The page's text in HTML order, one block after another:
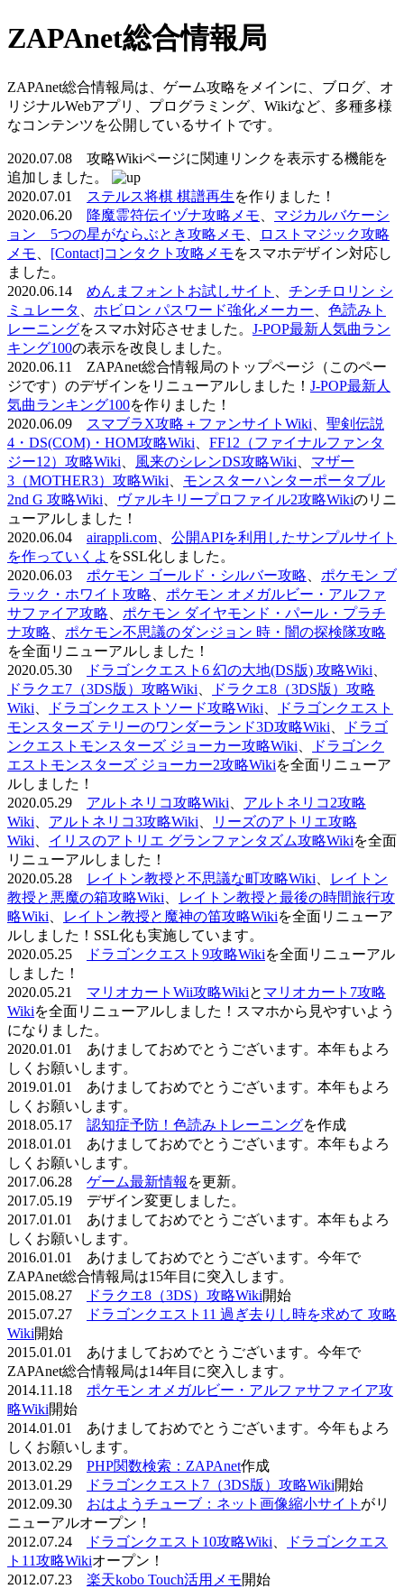
ZAPAnet総合情報局
ZAPAnet総合情報局は、ゲーム攻略をメインに、ブログ、オ
リジナルWebアプリ、プログラミング、Wikiなど、多種多様
なコンテンツを公開しているサイトです。
2020.07.08 攻略Wikiページに関連リンクを表示する機能を
追加しました。
2020.07.01
ステルス将棋 棋譜再生を作りました！
2020.06.20
降魔霊符伝イヅナ攻略メモ
マジカルバケーシ
ョン 5つの星がならぶとき攻略メモ
ロストマジック攻略
メモ
[Contact]コンタクト攻略メモをスマホデザイン対応し
ました。
2020.06.14 めんまフォントお試しサイト
チンチロリン シ
ミュレータ
ホビロン パスワード強化メーカー
色読みト
レーニングをスマホ対応させました。 J-POP最新人気曲ラン
キング100の表示を改良しました。
2020.06.11 ZAPAnet総合情報局のトップページ（このペー
ジです）のデザインをリニューアルしました！ J-POP最新人
気曲ランキング100を作りました！
2020.06.09
スマブラX攻略＋ファンサイトWiki
聖剣伝説
4・DS(COM)・HOM攻略Wiki
FF12（ファイナルファンタ
ジー12）攻略Wiki
風来のシレンDS攻略Wiki
マザー
3（MOTHER3）攻略Wiki
モンスターハンターポータブル
2nd G 攻略Wiki
ヴァルキリープロファイル2攻略Wikiのリニ
ューアルしました！
2020.06.04 airappli.com
公開APIを利用したサンプルサイト
を作っていくよ をSSL化しました。
2020.06.03 ポケモン ゴールド・シルバー攻略
ポケモン ブ
ラック・ホワイト攻略
ポケモン オメガルビー・アルファ
サファイア攻略
ポケモン ダイヤモンド・パール・プラチ
ナ攻略
ポケモン不思議のダンジョン 時・闇の探検隊攻略
を全面リニューアルしました！
2020.05.30
ドラゴンクエスト6 幻の大地(DS版) 攻略Wiki
ドラクエ7（3DS版）攻略Wiki
ドラクエ8（3DS版）攻略
Wiki
ドラゴンクエストソード攻略Wiki
ドラゴンクエスト
モンスターズ テリーのワンダーランド3D攻略Wiki
ドラゴ
ンクエストモンスターズ ジョーカー攻略Wiki
ドラゴンク
エストモンスターズ ジョーカー2攻略Wikiを全面リニューア
ルしました！
2020.05.29 アルトネリコ攻略Wiki
アルトネリコ2攻略
Wiki
アルトネリコ3攻略Wiki
リーズのアトリエ攻略
Wiki
イリスのアトリエ グランファンタズム攻略Wikiを全面
リニューアルしました！
2020.05.28
レイトン教授と不思議な町攻略Wiki
レイトン
教授と悪魔の箱攻略Wiki
レイトン教授と最後の時間旅行攻
略Wiki
レイトン教授と魔神の笛攻略Wikiを全面リニューア
ルしました！SSL化も実施しています。
2020.05.25
ドラゴンクエスト9攻略Wikiを全面リニューアル
しました！
2020.05.21 マリオカートWii攻略Wikiと マリオカート7攻略
Wikiを全面リニューアルしました！スマホから見やすいよう
になりました。
2020.01.01 あけましておめでとうございます。本年もよろ
しくお願いします。
2019.01.01 あけましておめでとうございます。本年もよろ
しくお願いします。
2018.05.17 認知症予防！色読みトレーニングを作成
2018.01.01 あけましておめでとうございます。本年もよろ
しくお願いします。
2017.06.28 ゲーム最新情報 を更新。
2017.05.19 デザイン変更しました。
2017.01.01 あけましておめでとうございます。本年もよろ
しくお願いします。
2016.01.01 あけましておめでとうございます。今年で
ZAPAnet総合情報局は15年目に突入します。
2015.08.27
ドラクエ8（3DS）攻略Wiki開始
2015.07.27
ドラゴンクエスト11 過ぎ去りし時を求めて 攻略
Wiki開始
2015.01.01 あけましておめでとうございます。今年で
ZAPAnet総合情報局は14年目に突入します。
2014.11.18 ポケモン オメガルビー・アルファサファイア攻
略Wiki開始
2014.01.01 あけましておめでとうございます。今年もよろ
しくお願いします。
2013.02.29 PHP関数検索：ZAPAnet作成
2013.01.29
ドラゴンクエスト7（3DS版）攻略Wiki開始
2012.09.30 おはようチューブ：ネット画像縮小サイト がリ
ニューアルオープン！
2012.07.24
ドラゴンクエスト10攻略Wiki
ドラゴンクエス
ト11攻略Wikiオープン！
2012.07.23 楽天kobo Touch活用メモ開始